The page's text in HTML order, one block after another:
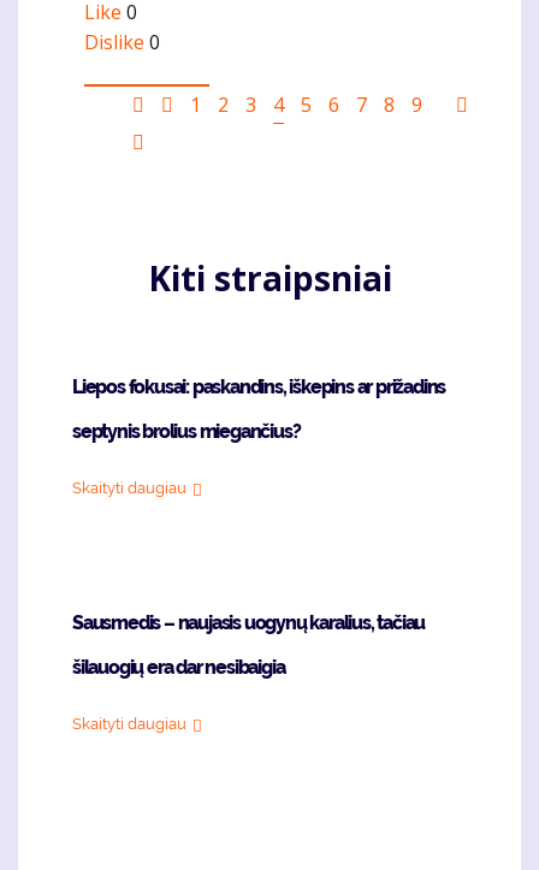
Like 0
Dislike 0
Pagination
First Ankstesnis
Puslapis
1 Puslapis
2 Puslapis
3
Current
4 Puslapis
5 Puslapis
6 Puslapis
7 Puslapis
8 Puslapis
9
Kiti straipsniai
Liepos fokusai: paskandins, iškepins ar prižadins
septynis brolius miegančius?
Skaityti daugiau
Sausmedis – naujasis uogynų karalius, tačiau
šilauogių era dar nesibaigia
Skaityti daugiau